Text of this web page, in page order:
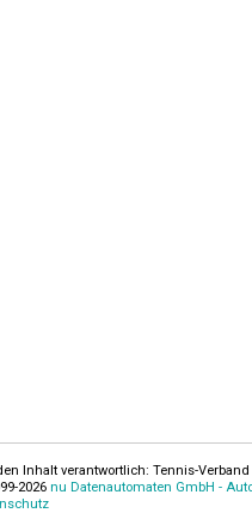
Inhalt verantwortlich: Tennis-
2026 nu Datenautomaten GmbH -